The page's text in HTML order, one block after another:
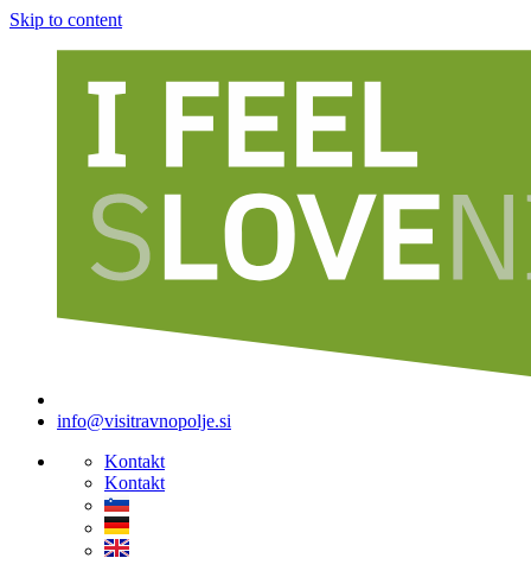
Skip to content
info@visitravnopolje.si
Kontakt
Kontakt